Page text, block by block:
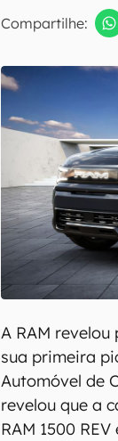
Compartilhe:
A RAM
sua primeira
Automóvel de
revelou que a
RAM 1500